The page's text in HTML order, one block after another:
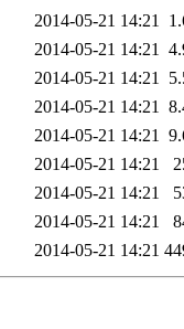
2014-05-21 14:21
2014-05-21 14:21
2014-05-21 14:21
2014-05-21 14:21
2014-05-21 14:21
2014-05-21 14:21
2014-05-21 14:21
2014-05-21 14:21
2014-05-21 14:21